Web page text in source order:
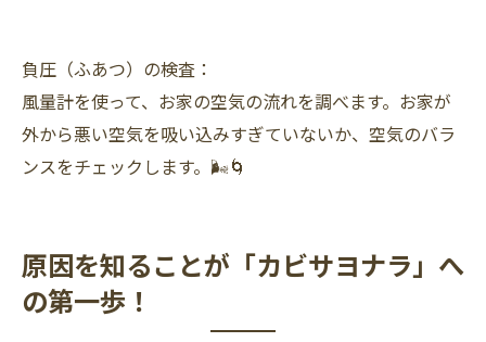
負圧（ふあつ）の検査：
風量計を使って、お家の空気の流れを調べます。お家が
外から悪い空気を吸い込みすぎていないか、空気のバラ
ンスをチェックします。🌬️🌀
原因を知ることが「カビサヨナラ」へ
の第一歩！